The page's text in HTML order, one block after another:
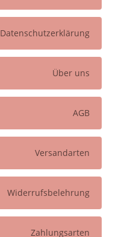
Datenschutzerklärung
Über uns
AGB
Versandarten
Widerrufsbelehrung
Zahlungsarten